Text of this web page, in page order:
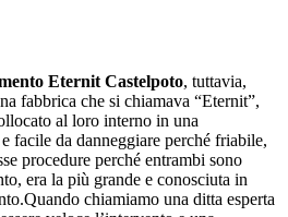
Eternit Castelpoto, tuttavia,
fabbrica che si chiamava “Eternit”,
al loro interno in una
facile da danneggiare perché friabile,
procedure perché entrambi sono
era la più grande e conosciuta in
chiamiamo una ditta esperta